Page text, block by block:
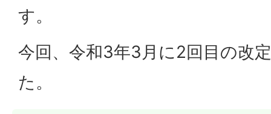
す。
今回、令和3年3月に2回目の改
た。